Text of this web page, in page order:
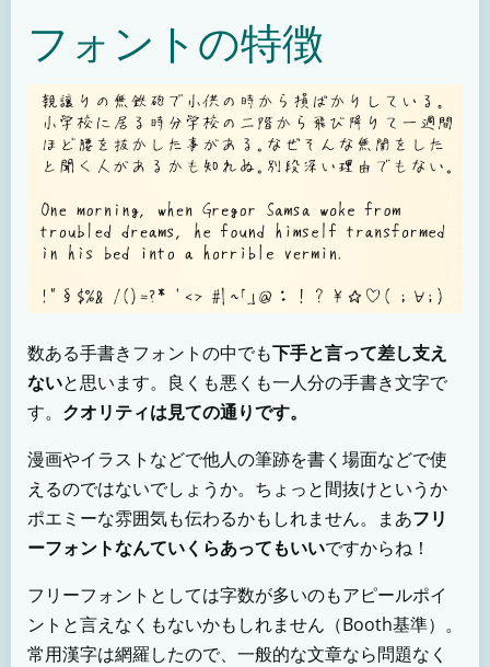
フォントの特徴
数ある手書きフォントの中でも下手と言って差し支え
ないと思います。良くも悪くも一人分の手書き文字で
す。 クオリティは見ての通りです。
漫画やイラストなどで他人の筆跡を書く場面などで使
えるのではないでしょうか。ちょっと間抜けというか
ポエミーな雰囲気も伝わるかもしれません。まあフリ
ーフォントなんていくらあってもいいですからね！
フリーフォントとしては字数が多いのもアピールポイ
ントと言えなくもないかもしれません（Booth基準）。
常用漢字は網羅したので、一般的な文章なら問題なく